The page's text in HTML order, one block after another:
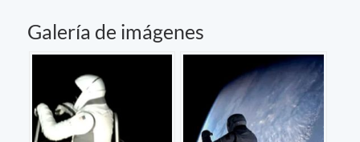
Galería de imágenes